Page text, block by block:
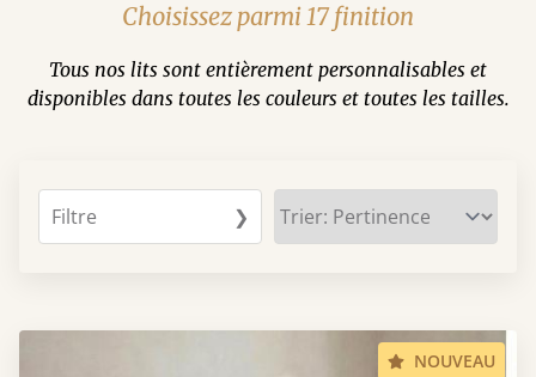
Choisissez parmi 17 finition
Tous nos lits sont entièrement personnalisables et
disponibles dans toutes les couleurs et toutes les tailles.
Filtre ❯
NOUVEAU